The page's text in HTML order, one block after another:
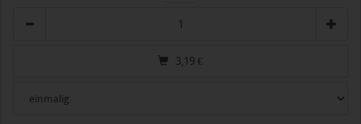
3,19 €